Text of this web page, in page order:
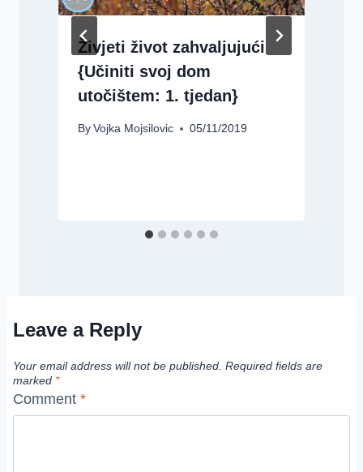
Živjeti život zahvaljujući
{Učiniti svoj dom
utočištem: 1. tjedan}
ByVojka Mojsilovic 05/11/2019
Leave a Reply
Your email address will not be published. Required fields are
marked *
Comment *